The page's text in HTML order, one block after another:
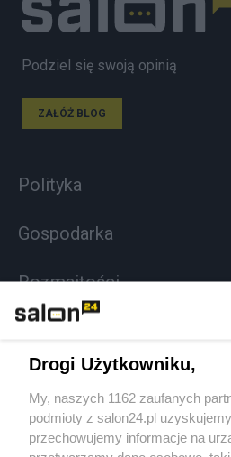
Podziel się swoją opinią
ZAŁÓŻ BLOG
Polityka
Gospodarka
Rozmaitości
Sport
Społeczeństwo
Drogi Użytkowniku,
My, naszych 1162 zaufanych
podmioty z salon24.pl
przechowujemy informacje na